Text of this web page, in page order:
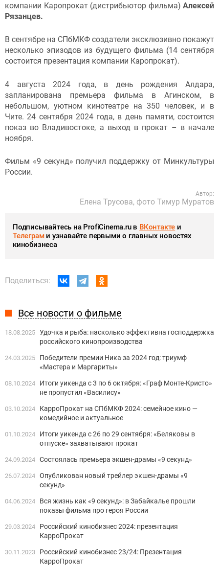
компании Каропрокат (дистрибьютор фильма) Алексей
Рязанцев.
В сентябре на СПбМКФ создатели эксклюзивно покажут
несколько эпизодов из будущего фильма (14 сентября
состоится презентация компании Каропрокат).
4 августа 2024 года, в день рождения Алдара,
запланирована премьера фильма в Агинском, в
небольшом, уютном кинотеатре на 350 человек, и в
Чите. 24 сентября 2024 года, в день памяти, состоится
показ во Владивостоке, а выход в прокат – в начале
ноября.
Фильм «9 секунд» получил поддержку от Минкультуры
России.
Автор:
Елена Трусова, фото Тимур Муратов
Подписывайтесь на ProfiCinema.ru в ВКонтакте и
Телеграми узнавайте первыми о главных новостях
кинобизнеса
Поделиться:
Все новости о фильме
18.08.2025 Удочка и рыба: насколько эффективна господдержка
российского кинопроизводства
24.03.2025
Победители премии Ника за 2024 год: триумф
«Мастера и Маргариты»
08.10.2024
Итоги уикенда с 3 по 6 октября: «Граф Монте-Кристо»
не пропустил «Василису»
03.10.2024
КарроПрокат на СПбМКФ 2024: семейное кино —
комедийное и актуальное
01.10.2024
Итоги уикенда с 26 по 29 сентября: «Беляковы в
отпуске» захватывают прокат
24.09.2024 Состоялась премьера экшен-драмы «9 секунд»
26.07.2024 Опубликован новый трейлер экшен-драмы «9
секунд»
04.06.2024
Вся жизнь как «9 секунд»: в Забайкалье прошли
показы фильма про героя России
29.03.2024
Российский кинобизнес 2024: презентация
КарроПрокат
30.11.2023
Российский кинобизнес 23/24: Презентация
КарроПрокат